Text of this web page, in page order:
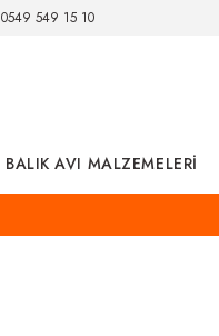
0549 549 15 10
BALIK AVI MALZEMELERİ